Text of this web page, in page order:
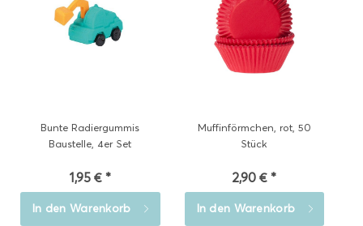
Bunte Radiergummis
Baustelle, 4er Set
1,95 € *
In den Warenkorb
Muffinförmchen, rot, 50
Stück
2,90 € *
In den Warenkorb